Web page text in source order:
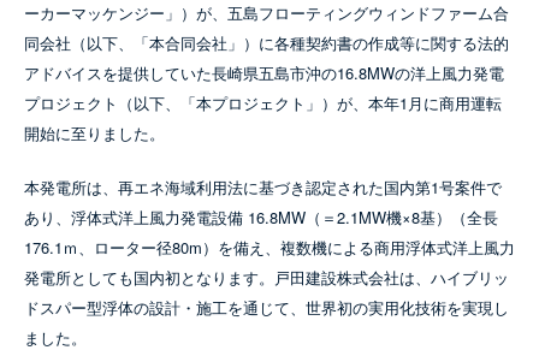
ーカーマッケンジー」）が、五島フローティングウィンドファーム合
同会社（以下、「本合同会社」）に各種契約書の作成等に関する法的
アドバイスを提供していた長崎県五島市沖の16.8MWの洋上風力発電
プロジェクト（以下、「本プロジェクト」）が、本年1月に商用運転
開始に至りました。
本発電所は、再エネ海域利用法に基づき認定された国内第1号案件で
あり、浮体式洋上風力発電設備 16.8MW（＝2.1MW機×8基）（全長
176.1ｍ、ローター径80m）を備え、複数機による商用浮体式洋上風力
発電所としても国内初となります。戸田建設株式会社は、ハイブリッ
ドスパー型浮体の設計・施工を通じて、世界初の実用化技術を実現し
ました。